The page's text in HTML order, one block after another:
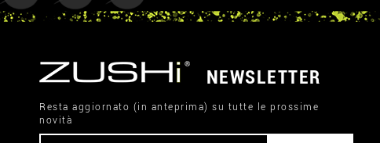
NEWSLETTER
Resta aggiornato (in anteprima) su tutte le prossime
novità